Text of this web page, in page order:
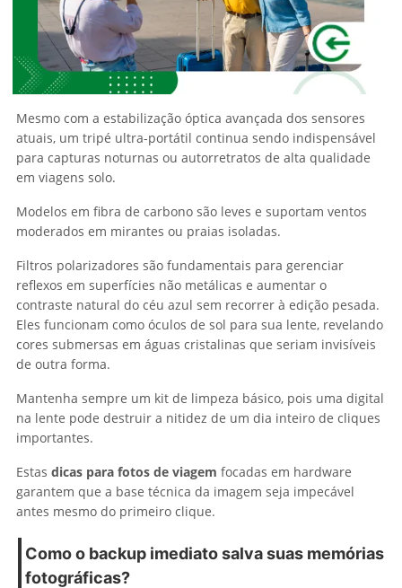
Mesmo com a estabilização óptica avançada dos sensores
atuais, um tripé ultra-portátil continua sendo indispensável
para capturas noturnas ou autorretratos de alta qualidade
em viagens solo.
Modelos em fibra de carbono são leves e suportam ventos
moderados em mirantes ou praias isoladas.
Filtros polarizadores são fundamentais para gerenciar
reflexos em superfícies não metálicas e aumentar o
contraste natural do céu azul sem recorrer à edição pesada.
Eles funcionam como óculos de sol para sua lente, revelando
cores submersas em águas cristalinas que seriam invisíveis
de outra forma.
Mantenha sempre um kit de limpeza básico, pois uma digital
na lente pode destruir a nitidez de um dia inteiro de cliques
importantes.
Estas dicas para fotos de viagem focadas em hardware
garantem que a base técnica da imagem seja impecável
antes mesmo do primeiro clique.
Como o backup imediato salva suas memórias
fotográficas?